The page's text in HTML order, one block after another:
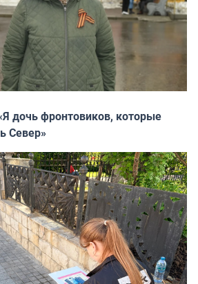
дочь фронтовиков, которые
Север»